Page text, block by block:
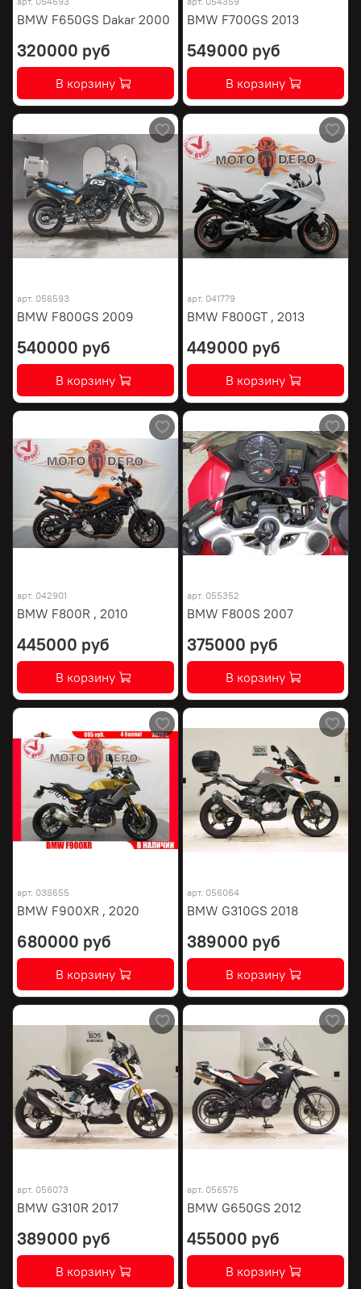
BMW F650GS Dakar 2000
320000 руб
В корзину
BMW F700GS 2013
549000 руб
В корзину
арт. 056593
BMW F800GS 2009
540000 руб
В корзину
арт. 041779
BMW F800GT , 2013
449000 руб
В корзину
арт. 042901
BMW F800R , 2010
445000 руб
В корзину
арт. 055352
BMW F800S 2007
375000 руб
В корзину
арт. 038655
BMW F900XR , 2020
680000 руб
В корзину
арт. 056064
BMW G310GS 2018
389000 руб
В корзину
арт. 056073
BMW G310R 2017
389000 руб
В корзину
арт. 056575
BMW G650GS 2012
455000 руб
В корзину